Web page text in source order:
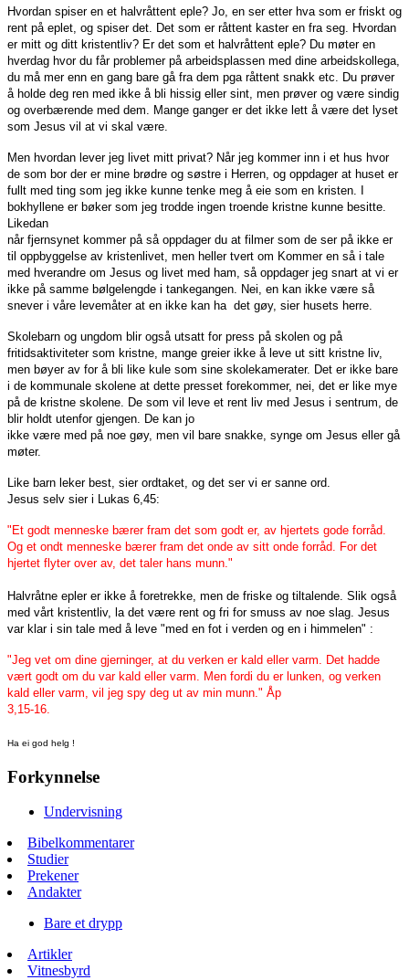
Hvordan spiser en et halvråttent eple? Jo, en ser etter hva som er friskt og
rent på eplet, og spiser det. Det som er råttent kaster en fra seg. Hvordan
er mitt og ditt kristentliv? Er det som et halvråttent eple? Du møter en
hverdag hvor du får problemer på arbeidsplassen med dine arbeidskollega,
du må mer enn en gang bare gå fra dem pga råttent snakk etc. Du prøver
å holde deg ren med ikke å bli hissig eller sint, men prøver og være sindig
og overbærende med dem. Mange ganger er det ikke lett å være det lyset
som Jesus vil at vi skal være.
Men hvordan lever jeg livet mitt privat? Når jeg kommer inn i et hus hvor
de som bor der er mine brødre og søstre i Herren, og oppdager at huset er
fullt med ting som jeg ikke kunne tenke meg å eie som en kristen. I
bokhyllene er bøker som jeg trodde ingen troende kristne kunne besitte.
Likedan
når fjernsynet kommer på så oppdager du at filmer som de ser på ikke er
til oppbyggelse av kristenlivet, men heller tvert om Kommer en så i tale
med hverandre om Jesus og livet med ham, så oppdager jeg snart at vi er
ikke på samme bølgelengde i tankegangen. Nei, en kan ikke være så
snever i våre levemåter at en ikke kan ha det gøy, sier husets herre.
Skolebarn og ungdom blir også utsatt for press på skolen og på
fritidsaktiviteter som kristne, mange greier ikke å leve ut sitt kristne liv,
men bøyer av for å bli like kule som sine skolekamerater. Det er ikke bare
i de kommunale skolene at dette presset forekommer, nei, det er like mye
på de kristne skolene. De som vil leve et rent liv med Jesus i sentrum, de
blir holdt utenfor gjengen. De kan jo
ikke være med på noe gøy, men vil bare snakke, synge om Jesus eller gå
møter.
Like barn leker best, sier ordtaket, og det ser vi er sanne ord.
Jesus selv sier i Lukas 6,45:
"Et godt menneske bærer fram det som godt er, av hjertets gode forråd.
Og et ondt menneske bærer fram det onde av sitt onde forråd. For det
hjertet flyter over av, det taler hans munn."
Halvråtne epler er ikke å foretrekke, men de friske og tiltalende. Slik også
med vårt kristentliv, la det være rent og fri for smuss av noe slag. Jesus
var klar i sin tale med å leve "med en fot i verden og en i himmelen" :
"Jeg vet om dine gjerninger, at du verken er kald eller varm. Det hadde
vært godt om du var kald eller varm. Men fordi du er lunken, og verken
kald eller varm, vil jeg spy deg ut av min munn." Åp
3,15-16.
Ha ei god helg !
Forkynnelse
Undervisning
Bibelkommentarer
Studier
Prekener
Andakter
Bare et drypp
Artikler
Vitnesbyrd